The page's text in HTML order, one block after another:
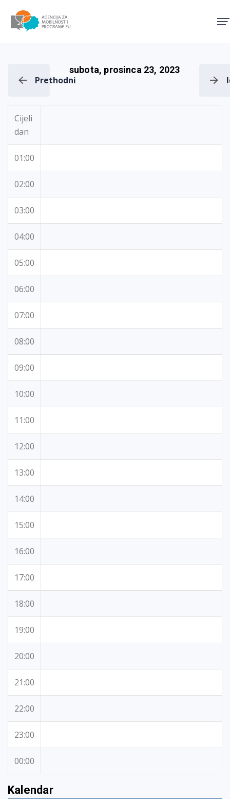
Prethodni
subota, prosinca 23, 2023
Cijeli
dan
01:00
02:00
03:00
04:00
05:00
06:00
07:00
08:00
09:00
10:00
11:00
12:00
13:00
14:00
15:00
16:00
17:00
18:00
19:00
20:00
21:00
22:00
23:00
00:00
Kalendar